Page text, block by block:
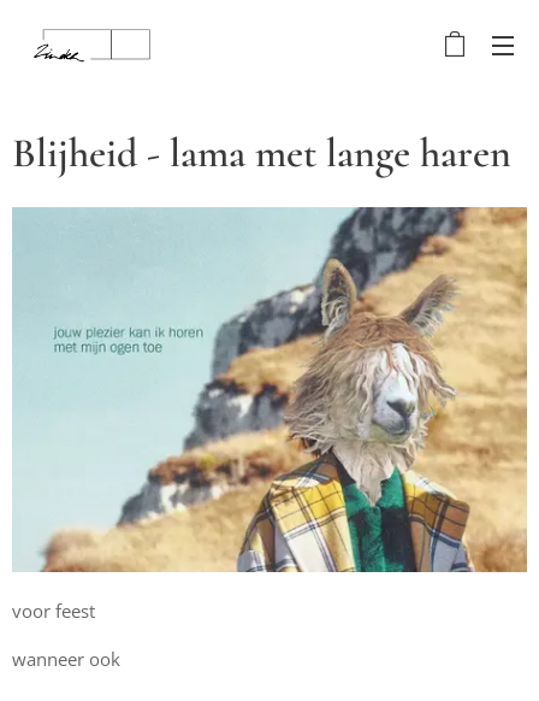
Blijheid - lama met lange haren
voor feest
wanneer ook